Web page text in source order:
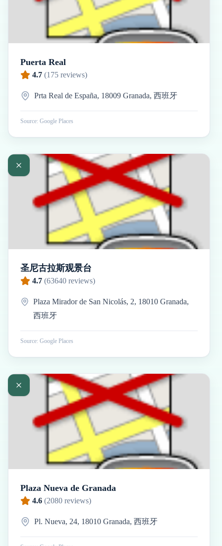
Puerta Real
4.7 (175 reviews)
Prta Real de España, 18009 Granada, 西班牙
Source: Google Places
圣尼古拉斯观景台
4.7 (63640 reviews)
Plaza Mirador de San Nicolás, 2, 18010 Granada,
西班牙
Source: Google Places
Plaza Nueva de Granada
4.6 (2080 reviews)
Pl. Nueva, 24, 18010 Granada, 西班牙